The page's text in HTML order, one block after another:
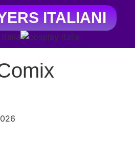
ITALIANI